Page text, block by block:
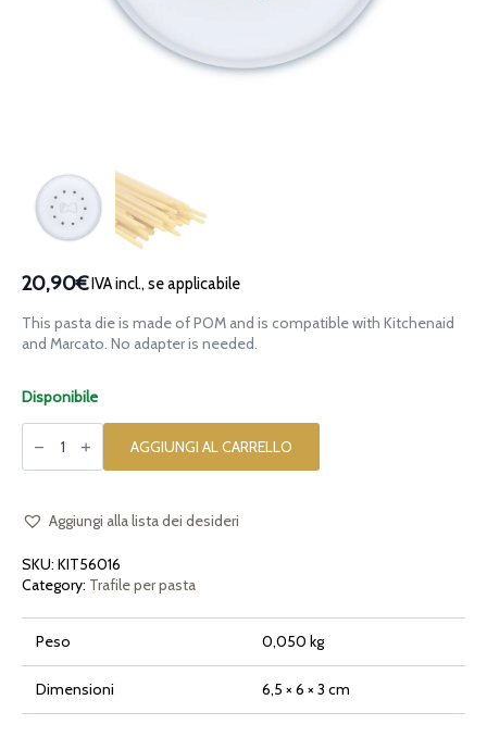
20,90€IVA incl., se applicabile
This pasta die is made of POM and is compatible with Kitchenaid
and Marcato. No adapter is needed.
Disponibile
Trafila
Spaghetti
per
AGGIUNGI AL CARRELLO
Aggiungi alla lista dei desideri
SKU: KIT56016
Category: Trafile per pasta
Peso 0,050 kg
Dimensioni 6,5 × 6 × 3 cm